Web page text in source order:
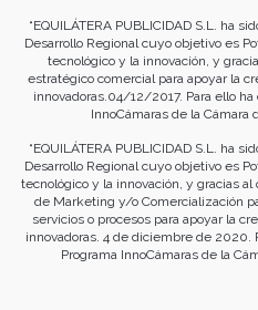
“EQUILÁTERA PUBLICIDAD S.L. ha
Desarrollo Regional cuyo objetivo es
tecnológico y la innovación, y
estratégico comercial para apoyar la
innovadoras.04/12/2017. Para ello
InnoCámaras de la Cámara
“EQUILÁTERA PUBLICIDAD S.L. ha
Desarrollo Regional cuyo objetivo es
tecnológico y la innovación, y gracias
de Marketing y/o Comercialización
servicios o procesos para apoyar la
innovadoras. 4 de diciembre de 2020.
Programa InnoCámaras de la